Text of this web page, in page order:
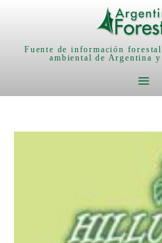
Fuente de información
ambiental de Argentina